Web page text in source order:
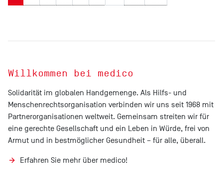
Willkommen bei medico
Solidarität im globalen Handgemenge. Als Hilfs- und
Menschenrechtsorganisation verbinden wir uns seit 1968 mit
Partnerorganisationen weltweit. Gemeinsam streiten wir für
eine gerechte Gesellschaft und ein Leben in Würde, frei von
Armut und in bestmöglicher Gesundheit – für alle, überall.
Erfahren Sie mehr über medico!